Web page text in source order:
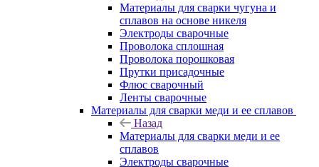
Материалы для сварки чугуна и
сплавов на основе никеля
Электроды сварочные
Проволока сплошная
Проволока порошковая
Прутки присадочные
Флюс сварочный
Ленты сварочные
Материалы для сварки меди и ее сплавов
Назад
Материалы для сварки меди и ее
сплавов
Электроды сварочные